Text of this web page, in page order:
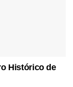
Histórico de